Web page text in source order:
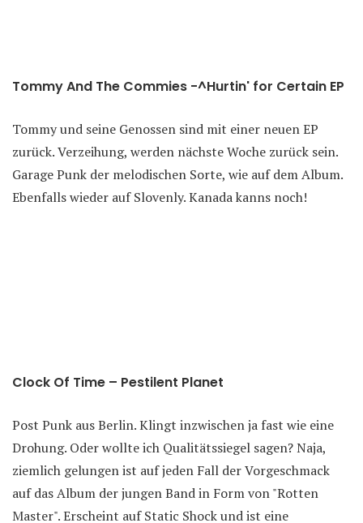
Tommy And The Commies -^Hurtin' for Certain EP
Tommy und seine Genossen sind mit einer neuen EP
zurück. Verzeihung, werden nächste Woche zurück sein.
Garage Punk der melodischen Sorte, wie auf dem Album.
Ebenfalls wieder auf Slovenly. Kanada kanns noch!
Clock Of Time – Pestilent Planet
Post Punk aus Berlin. Klingt inzwischen ja fast wie eine
Drohung. Oder wollte ich Qualitätssiegel sagen? Naja,
ziemlich gelungen ist auf jeden Fall der Vorgeschmack
auf das Album der jungen Band in Form von "Rotten
Master". Erscheint auf Static Shock und ist eine